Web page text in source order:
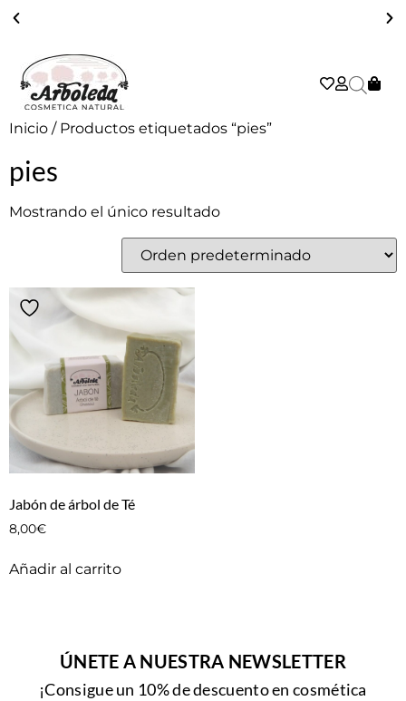
ENVÍO GRATIS A PARTIR DE 39€ EN PENÍNSULA - 2/3 DÍAS
Inicio / Productos etiquetados “pies”
pies
Mostrando el único resultado
Jabón de árbol de Té
8,00€
Añadir al carrito
ÚNETE A NUESTRA NEWSLETTER
¡Consigue un 10% de descuento en cosmética